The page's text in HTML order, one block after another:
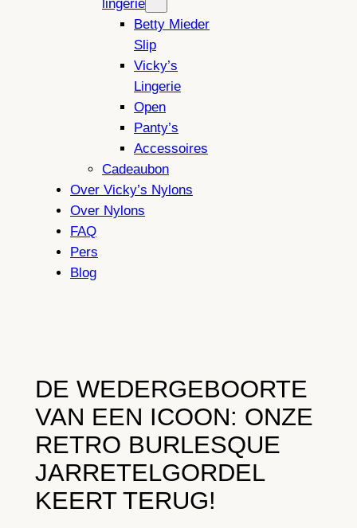
lingerie
Betty Mieder
Slip
Vicky’s
Lingerie
Open
Panty’s
Accessoires
Cadeaubon
Over Vicky’s Nylons
Over Nylons
FAQ
Pers
Blog
DE WEDERGEBOORTE
VAN EEN ICOON: ONZE
RETRO BURLESQUE
JARRETELGORDEL
KEERT TERUG!